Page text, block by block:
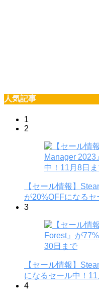
人気記事
1
2
【セール情報】
が20%OFFになる
3
【セール情報】
になるセール中！
4